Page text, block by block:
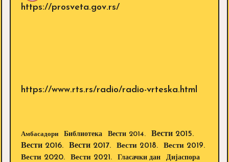
https://prosveta.gov.rs/
https://www.rts.rs/radio/radio-vrteska.html
Амбасадори Библиотека Вести 2014.
Вести 2015.
Вести 2016.
Вести 2017. Вести 2018.
Вести 2019.
Вести 2020.
Вести 2021. Гласачки дан Дијаспора